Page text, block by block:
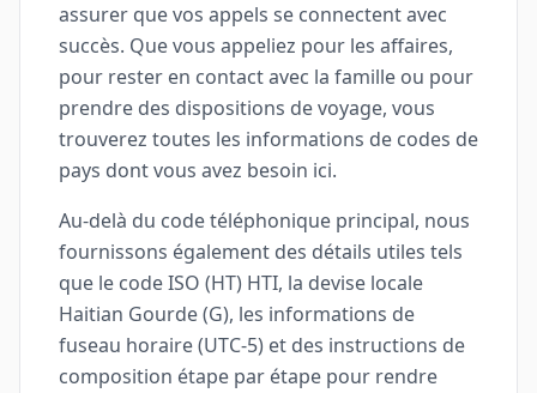
assurer que vos appels se connectent avec
succès. Que vous appeliez pour les affaires,
pour rester en contact avec la famille ou pour
prendre des dispositions de voyage, vous
trouverez toutes les informations de codes de
pays dont vous avez besoin ici.
Au-delà du code téléphonique principal, nous
fournissons également des détails utiles tels
que le code ISO (HT) HTI, la devise locale
Haitian Gourde (G), les informations de
fuseau horaire (UTC-5) et des instructions de
composition étape par étape pour rendre